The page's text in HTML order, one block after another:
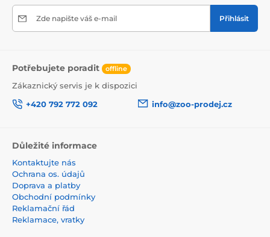
Zde napište váš e-mail Přihlásit
Potřebujete poradit offline
Zákaznický servis je k dispozici
+420 792 772 092
info@zoo-prodej.cz
Důležité informace
Kontaktujte nás
Ochrana os. údajů
Doprava a platby
Obchodní podmínky
Reklamační řád
Reklamace, vratky